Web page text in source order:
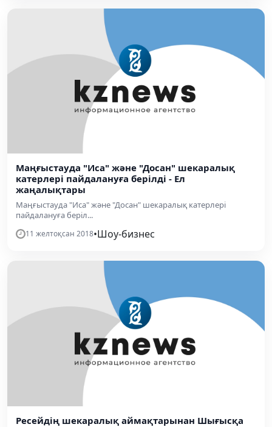
Маңғыстауда "Иса" және "Досан" шекаралық
катерлері пайдалануға берілді - Ел
жаңалықтары
Маңғыстауда "Иса" және "Досан" шекаралық катерлері
пайдалануға беріл...
11 желтоқсан 2018•Шоу-бизнес
Ресейдің шекаралық аймақтарынан Шығысқа